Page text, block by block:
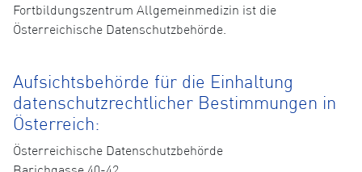
Fortbildungszentrum Allgemeinmedizin ist die
Österreichische Datenschutzbehörde.
Aufsichtsbehörde für die Einhaltung
datenschutzrechtlicher Bestimmungen in
Österreich:
Österreichische Datenschutzbehörde